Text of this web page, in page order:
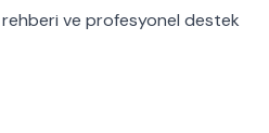
rehberi ve profesyonel destek